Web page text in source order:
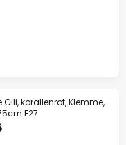
korallenrot, Klemme,
E27